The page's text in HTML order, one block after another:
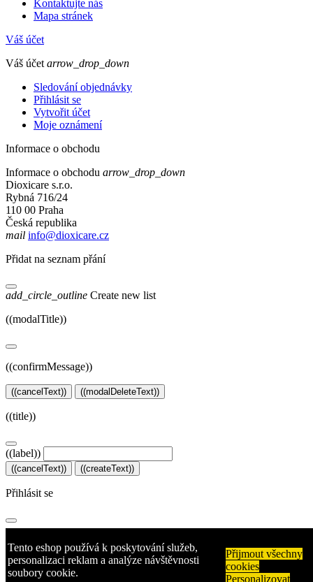
Tento eshop používá k poskytování služeb,
personalizaci reklam a analýze návštěvnosti
soubory cookie.
Přijmout všechny
cookies
Personalizovat
Kontaktujte nás
Mapa stránek
Váš účet
Váš účet arrow_drop_down
Sledování objednávky
Přihlásit se
Vytvořit účet
Moje oznámení
Informace o obchodu
Informace o obchodu arrow_drop_down
Dioxicare s.r.o.
Rybná 716/24
110 00 Praha
Česká republika
mail info@dioxicare.cz
Přidat na seznam přání
add_circle_outline Create new list
((modalTitle))
((confirmMessage))
((cancelText)) ((modalDeleteText))
((title))
((label))
((cancelText)) ((createText))
Přihlásit se
Musíte být přihlášen, abyste si mohli výrobky uložit do svého
seznamu přání.
((cancelText)) ((loginText))